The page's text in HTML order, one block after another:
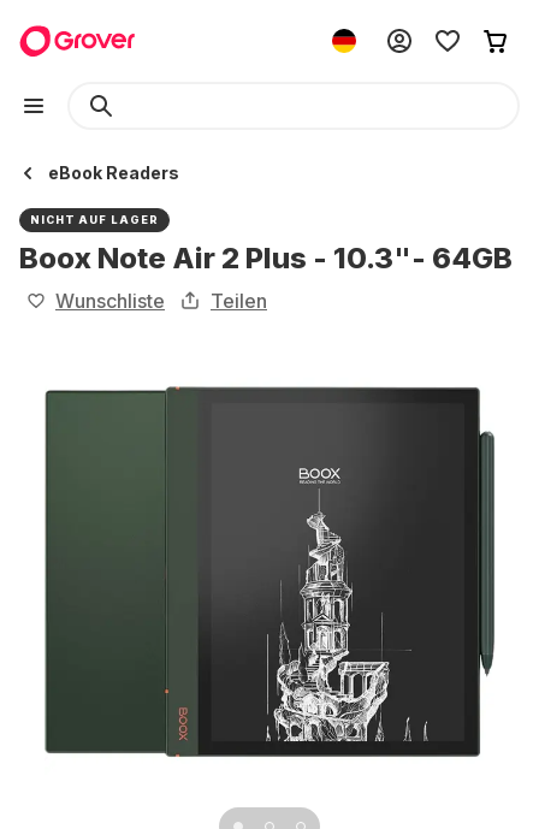
eBook Readers
NICHT AUF LAGER
Boox Note Air 2 Plus - 10.3"- 64GB
Wunschliste Teilen